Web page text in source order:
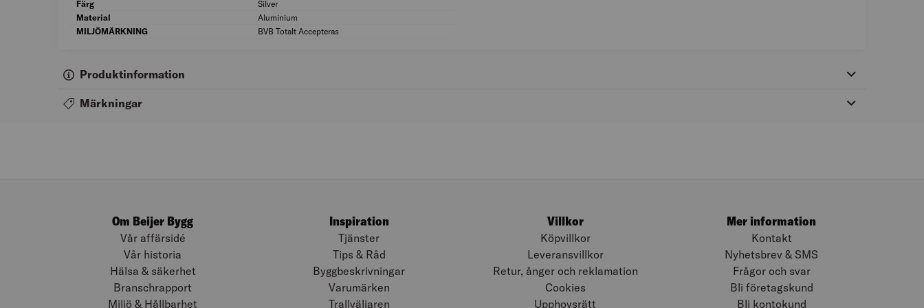
Färg
Silver
Material
Aluminium
MILJÖMÄRKNING
BVB Totalt Accepteras
Produktinformation
Märkningar
Om Beijer Bygg
Vår affärsidé
Vår historia
Hälsa & säkerhet
Branschrapport
Miljö & Hållbarhet
Inspiration
Tjänster
Tips & Råd
Byggbeskrivningar
Varumärken
Trallväljaren
Villkor
Köpvillkor
Leveransvillkor
Retur, ånger och reklamation
Cookies
Upphovsrätt
Mer information
Kontakt
Nyhetsbrev & SMS
Frågor och svar
Bli företagskund
Bli kontokund